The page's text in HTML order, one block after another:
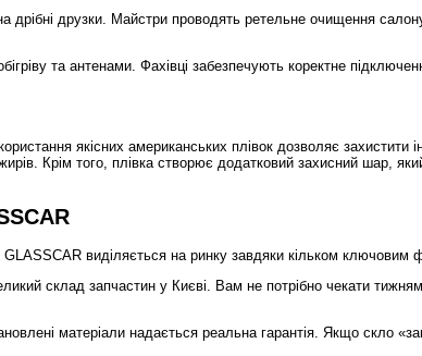
дрібні друзки. Майстри проводять ретельне очищення
та антенами. Фахівці забезпечують коректне
якісних американських плівок дозволяє захистити
Крім того, плівка створює додатковий захисний шар,
виділяється на ринку завдяки кільком ключовим
склад запчастин у Києві. Вам не потрібно чекати
матеріали надається реальна гарантія. Якщо скло